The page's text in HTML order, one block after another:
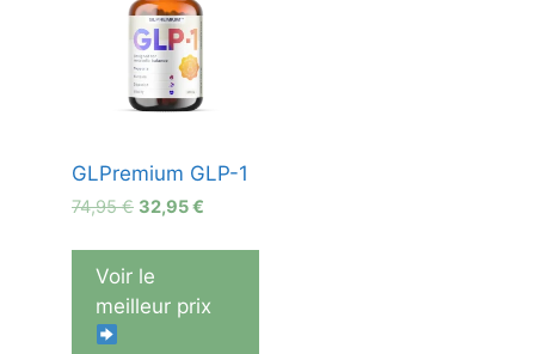
GLPremium GLP-1
74,95€ Le
initial
était :
74,95 €.
32,95€
actuel
32,95 €.
Voir le
meilleur prix